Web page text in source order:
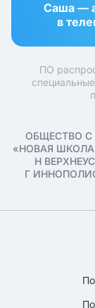
Саша —
в
ПО
ОБЩЕСТВО С
«НОВАЯ
Н
Г